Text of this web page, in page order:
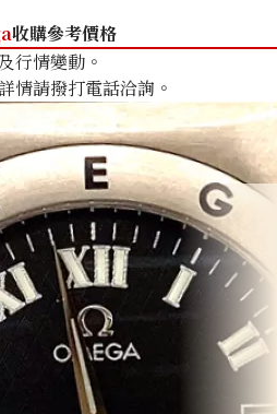
收購參考價格
行情變動。
情請撥打電話洽詢。